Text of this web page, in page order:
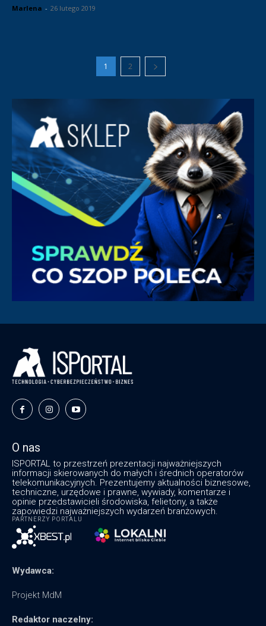
Marlena - 26 lutego 2019
1 2
O nas
ISPORTAL to przestrzeń prezentacji najważniejszych
informacji skierowanych do małych i średnich operatorów
telekomunikacyjnych. Prezentujemy aktualności biznesowe,
techniczne, urzędowe i prawne, wywiady, komentarze i
opinie przedstawicieli środowiska, felietony, a także
zapowiedzi najważniejszych wydarzeń branżowych.
PARTNERZY PORTALU
Wydawca:
Projekt MdM
Redaktor naczelny: